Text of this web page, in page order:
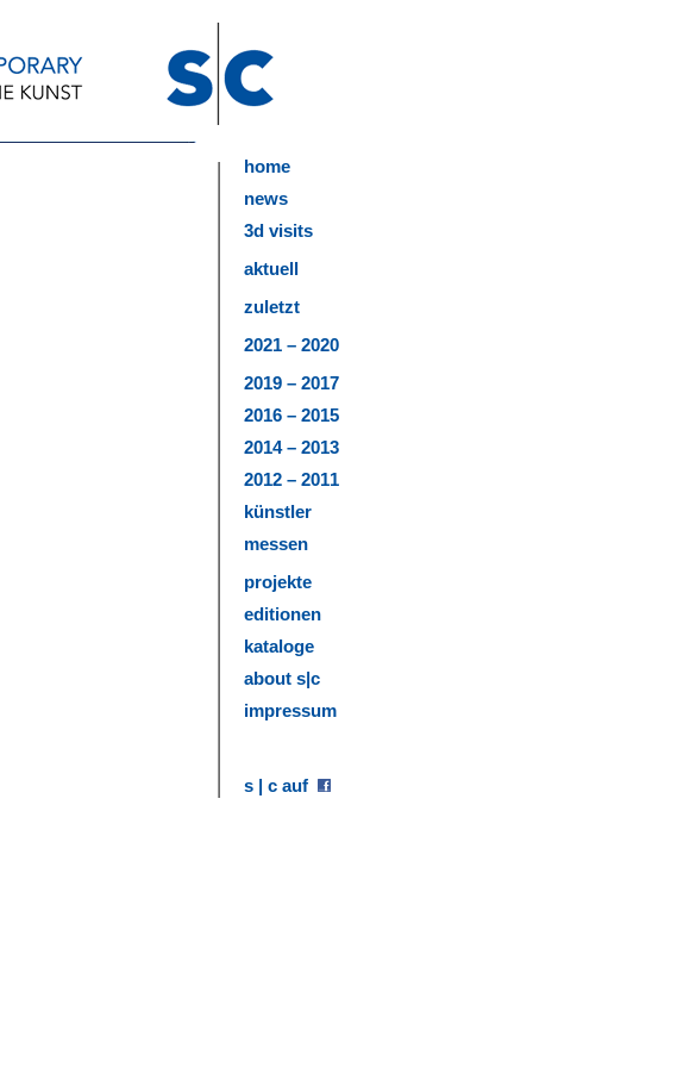
home
news
3d visits
aktuell
zuletzt
2021 – 2020
2019 – 2017
2016 – 2015
2014 – 2013
2012 – 2011
künstler
messen
projekte
editionen
kataloge
about s|c
impressum
s | c auf